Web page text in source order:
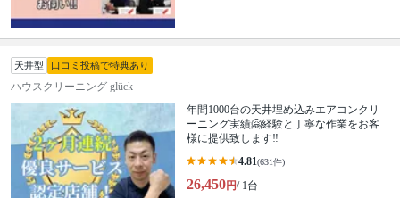
天井型 口コミ投稿で特典あり
ハウスクリーニング glück
年間1000台の天井埋め込みエアコンクリ
ーニング実績🤗経験と丁寧な作業をお客
様に提供致します‼️
4.81(631件)
26,450円/ 1台